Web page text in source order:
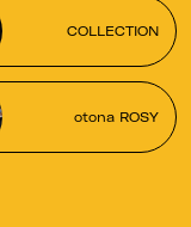
COLLECTION
otona ROSY